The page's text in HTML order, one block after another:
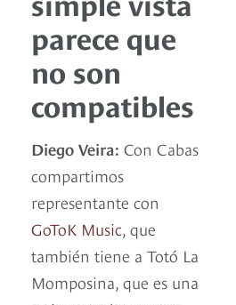
parece que
no son
compatibles
Diego Veira: Con Cabas
compartimos
representante con
GoToK Music, que
también tiene a Totó La
Momposina, que es una